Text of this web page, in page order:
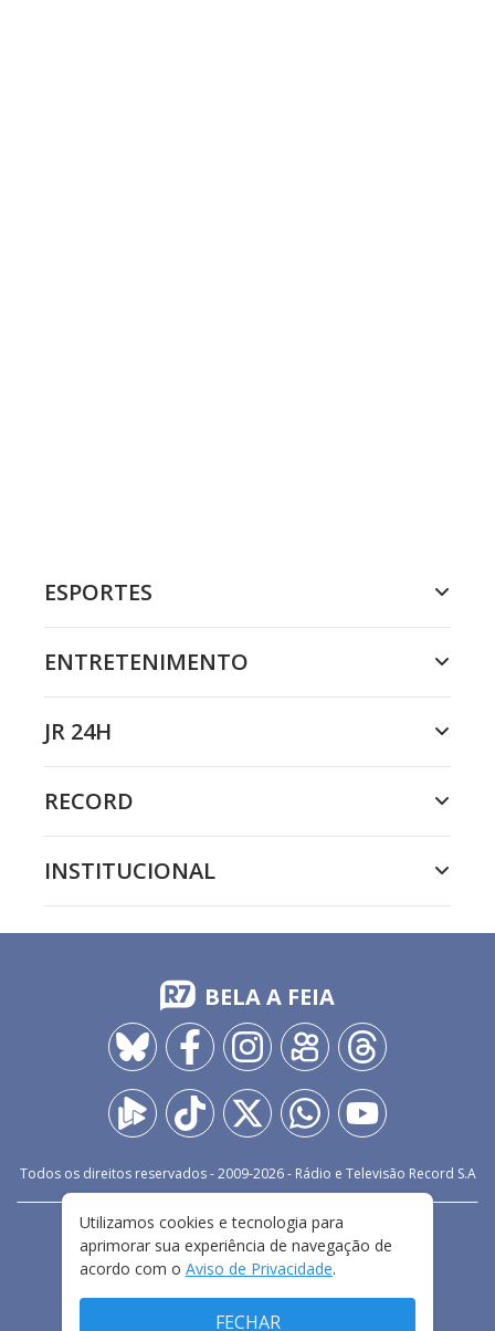
ESPORTES
ENTRETENIMENTO
JR 24H
RECORD
INSTITUCIONAL
BELA A FEIA
Todos os direitos reservados - 2009-2026- Rádio e Televisão Record S.A
FALE CONOSCO
PRIVACIDADE
TERMOS E CONDIÇÕES DE USO
Utilizamos cookies e tecnologia para
aprimorar sua experiência de navegação de
acordo com o Aviso de Privacidade.
FECHAR